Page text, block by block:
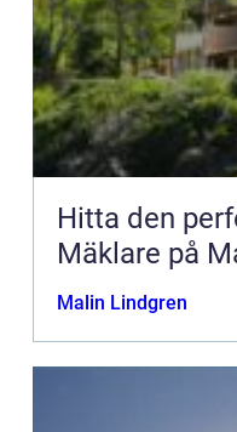
Hitta den
Mäklare på
Malin Lindgren